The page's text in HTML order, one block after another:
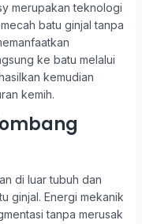
merupakan teknologi
batu ginjal tanpa
ke batu melalui
kemudian
kemih.
di luar tubuh dan
ginjal. Energi mekanik
tanpa merusak